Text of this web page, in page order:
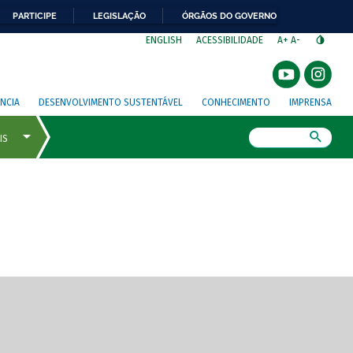
PARTICIPE LEGISLAÇÃO ÓRGÃOS DO GOVERNO
ENGLISH ACESSIBILIDADE A+ A-
DESENVOLVIMENTO SUSTENTÁVEL CONHECIMENTO IMPRENSA
de tela